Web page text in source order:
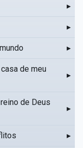
▸
▸
▸
de meu
▸
de Deus
▸
▸